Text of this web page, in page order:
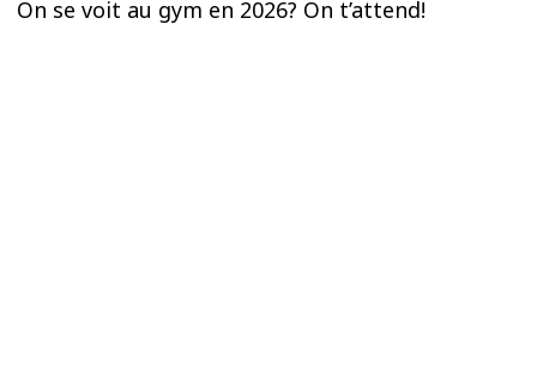
On se voit au gym en 2026? On t’attend!